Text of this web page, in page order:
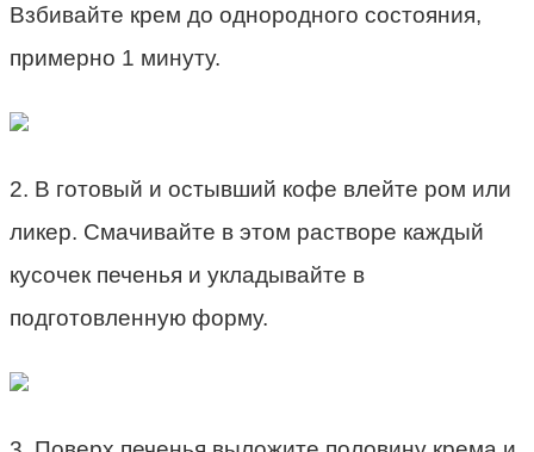
Взбивайте крем до однородного состояния,
примерно 1 минуту.
2. В готовый и остывший кофе влейте ром или
ликер. Смачивайте в этом растворе каждый
кусочек печенья и укладывайте в
подготовленную форму.